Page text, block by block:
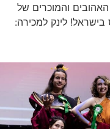
והמוכרים של
לינק למכירה: